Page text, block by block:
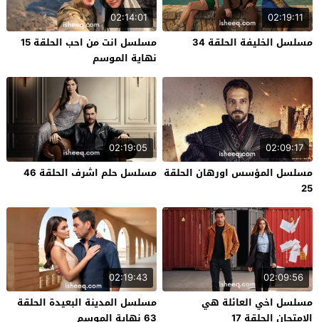
02:19:11
مسلسل الخليفة الحلقة 34
02:14:01
مسلسل انت من احب الحلقة 15
نهاية الموسم
02:09:17
مسلسل المؤسس اورهان الحلقة
25
02:19:05
مسلسل حلم اشرف الحلقة 46
02:09:56
مسلسل اخي العائلة هي
الامتحان الحلقة 17
02:19:43
مسلسل المدينة البعيدة الحلقة
63 نهاية الموسم